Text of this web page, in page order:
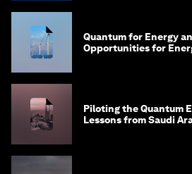
Quantum for Energy
Opportunities for
Piloting the Quantum
Lessons from Saudi